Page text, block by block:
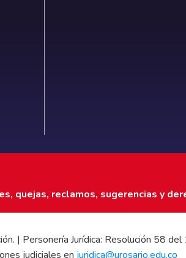
quejas, reclamos, sugerencias y
| Personería Jurídica: Resolución 58
judiciales en juridica@urosario.edu.co